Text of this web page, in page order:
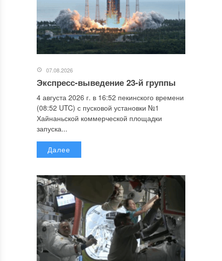
07.08.2026
Экспресс-выведение 23-й группы
4 августа 2026 г. в 16:52 пекинского времени
(08:52 UTC) с пусковой установки №1
Хайнаньской коммерческой площадки
запуска...
Далее